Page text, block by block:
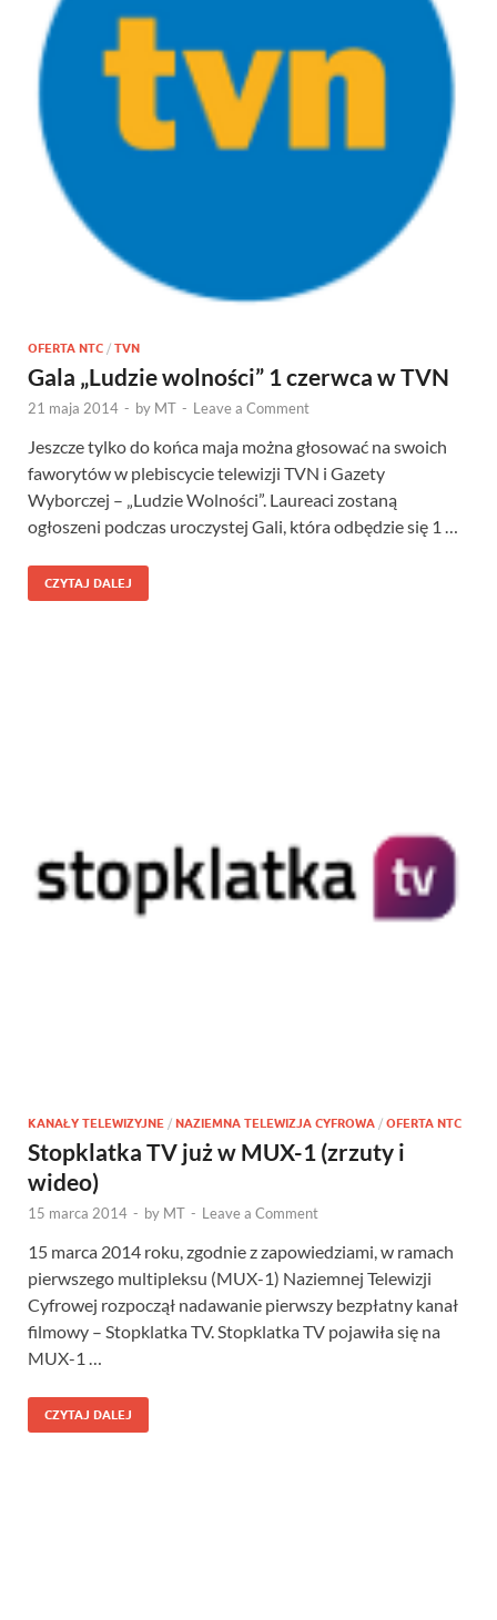
OFERTA NTC / TVN
Gala „Ludzie wolności” 1 czerwca w TVN
21 maja 2014 - by MT - Leave a Comment
Jeszcze tylko do końca maja można głosować na swoich
faworytów w plebiscycie telewizji TVN i Gazety
Wyborczej – „Ludzie Wolności”. Laureaci zostaną
ogłoszeni podczas uroczystej Gali, która odbędzie się 1 …
CZYTAJ DALEJ
KANAŁY TELEWIZYJNE / NAZIEMNA TELEWIZJA CYFROWA / OFERTA NTC
Stopklatka TV już w MUX-1 (zrzuty i
wideo)
15 marca 2014 - by MT - Leave a Comment
15 marca 2014 roku, zgodnie z zapowiedziami, w ramach
pierwszego multipleksu (MUX-1) Naziemnej Telewizji
Cyfrowej rozpoczął nadawanie pierwszy bezpłatny kanał
filmowy – Stopklatka TV. Stopklatka TV pojawiła się na
MUX-1 …
CZYTAJ DALEJ